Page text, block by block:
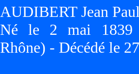
AUDIBERT Jean
Né le 2 mai 1839
Rhône) - Décédé le